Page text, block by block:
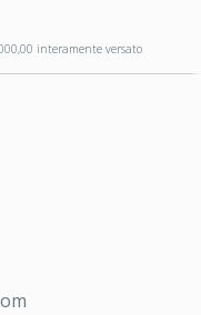
interamente versato